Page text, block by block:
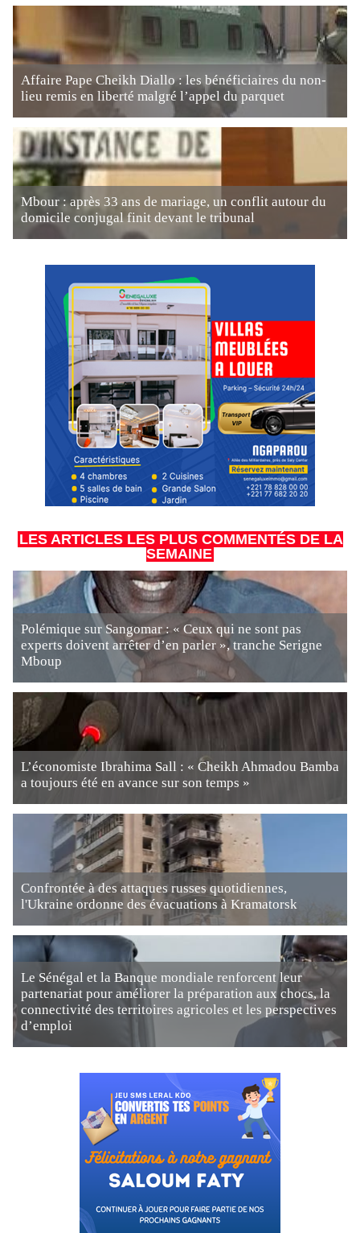
Affaire Pape Cheikh Diallo : les bénéficiaires du non-
lieu remis en liberté malgré l’appel du parquet
Mbour : après 33 ans de mariage, un conflit autour du
domicile conjugal finit devant le tribunal
LES ARTICLES LES PLUS COMMENTÉS DE LA
SEMAINE
Polémique sur Sangomar : « Ceux qui ne sont pas
experts doivent arrêter d’en parler », tranche Serigne
Mboup
L’économiste Ibrahima Sall : « Cheikh Ahmadou Bamba
a toujours été en avance sur son temps »
Confrontée à des attaques russes quotidiennes,
l'Ukraine ordonne des évacuations à Kramatorsk
Le Sénégal et la Banque mondiale renforcent leur
partenariat pour améliorer la préparation aux chocs, la
connectivité des territoires agricoles et les perspectives
d’emploi